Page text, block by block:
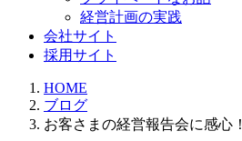
経営計画の実践
会社サイト
採用サイト
HOME
ブログ
お客さまの経営報告会に感心！